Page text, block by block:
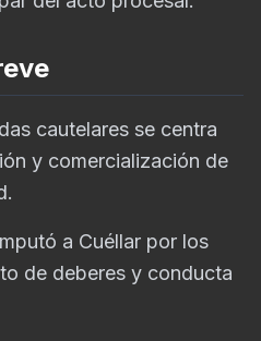
cautelares se centra
y comercialización de
a Cuéllar por los
de deberes y conducta